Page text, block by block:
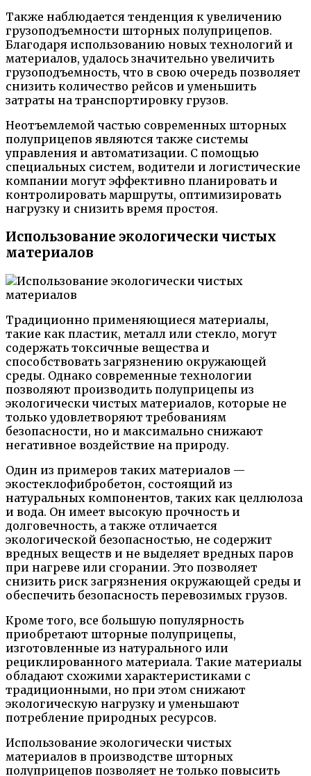
Также наблюдается тенденция к увеличению
грузоподъемности шторных полуприцепов.
Благодаря использованию новых технологий и
материалов, удалось значительно увеличить
грузоподъемность, что в свою очередь позволяет
снизить количество рейсов и уменьшить
затраты на транспортировку грузов.
Неотъемлемой частью современных шторных
полуприцепов являются также системы
управления и автоматизации. С помощью
специальных систем, водители и логистические
компании могут эффективно планировать и
контролировать маршруты, оптимизировать
нагрузку и снизить время простоя.
Использование экологически чистых
материалов
Традиционно применяющиеся материалы,
такие как пластик, металл или стекло, могут
содержать токсичные вещества и
способствовать загрязнению окружающей
среды. Однако современные технологии
позволяют производить полуприцепы из
экологически чистых материалов, которые не
только удовлетворяют требованиям
безопасности, но и максимально снижают
негативное воздействие на природу.
Один из примеров таких материалов —
экостеклофибробетон, состоящий из
натуральных компонентов, таких как целлюлоза
и вода. Он имеет высокую прочность и
долговечность, а также отличается
экологической безопасностью, не содержит
вредных веществ и не выделяет вредных паров
при нагреве или сгорании. Это позволяет
снизить риск загрязнения окружающей среды и
обеспечить безопасность перевозимых грузов.
Кроме того, все большую популярность
приобретают шторные полуприцепы,
изготовленные из натурального или
рециклированного материала. Такие материалы
обладают схожими характеристиками с
традиционными, но при этом снижают
экологическую нагрузку и уменьшают
потребление природных ресурсов.
Использование экологически чистых
материалов в производстве шторных
полуприцепов позволяет не только повысить